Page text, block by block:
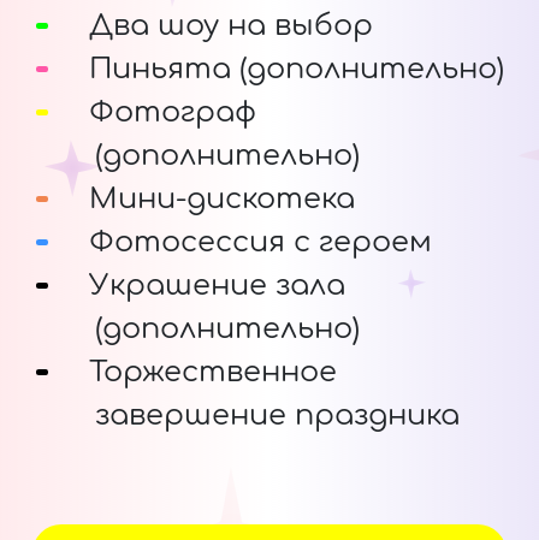
Два шоу на выбор
Пиньята (дополнительно)
Фотограф
(дополнительно)
Мини-дискотека
Фотосессия с героем
Украшение зала
(дополнительно)
Торжественное
завершение праздника